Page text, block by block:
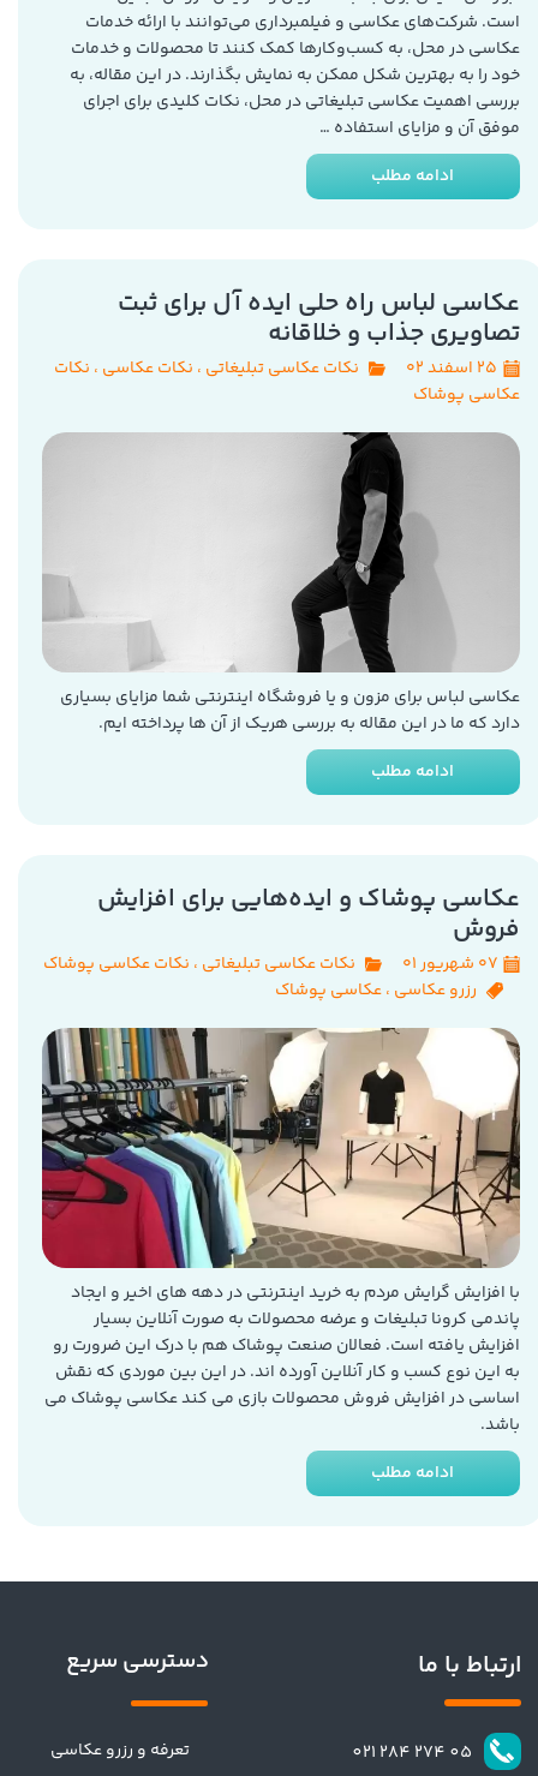
است. شرکت‌های عکاسی و فیلمبرداری می‌توانند با ارائه خدمات
عکاسی در محل، به کسب‌وکارها کمک کنند تا محصولات و خدمات
خود را به بهترین شکل ممکن به نمایش بگذارند. در این مقاله، به
بررسی اهمیت عکاسی تبلیغاتی در محل، نکات کلیدی برای اجرای
موفق آن و مزایای استفاده …
ادامه مطلب
عکاسی لباس راه حلی ایده آل برای ثبت
تصاویری جذاب و خلاقانه
۲۵ اسفند ۰۲ نکات عکاسی تبلیغاتی ، نکات عکاسی ، نکات
عکاسی پوشاک
عکاسی لباس برای مزون و یا فروشگاه اینترنتی شما مزایای بسیاری
دارد که ما در این مقاله به بررسی هریک از آن ها پرداخته ایم.
ادامه مطلب
عکاسی پوشاک و ایده‌هایی برای افزایش
فروش
۰۷ شهریور ۰۱ نکات عکاسی تبلیغاتی ، نکات عکاسی پوشاک
رزرو عکاسی ،عکاسی پوشاک
با افزایش گرایش مردم به خرید اینترنتی در دهه های اخیر و ایجاد
پاندمی کرونا تبلیغات و عرضه محصولات به صورت آنلاین بسیار
افزایش یافته است. فعالان صنعت پوشاک هم با درک این ضرورت رو
به این نوع کسب و کار آنلاین آورده اند. در این بین موردی که نقش
اساسی در افزایش فروش محصولات بازی می کند عکاسی پوشاک می
باشد.
ادامه مطلب
ارتباط با ما
​​05 274 284 021​​​​​​​
دسترسی سریع
تعرفه و رزرو عکاسی